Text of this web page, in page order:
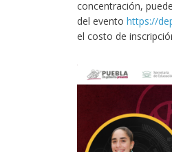
concentración,
del evento https://
el costo de